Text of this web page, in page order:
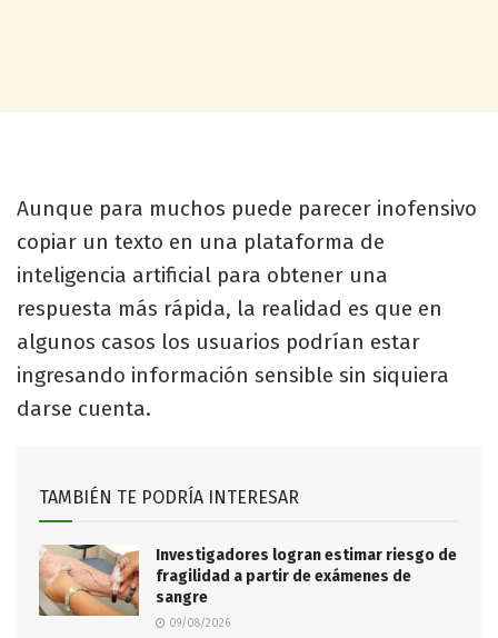
Aunque para muchos puede parecer inofensivo
copiar un texto en una plataforma de
inteligencia artificial para obtener una
respuesta más rápida, la realidad es que en
algunos casos los usuarios podrían estar
ingresando información sensible sin siquiera
darse cuenta.
TAMBIÉN TE PODRÍA INTERESAR
Investigadores logran estimar riesgo de
fragilidad a partir de exámenes de
sangre
09/08/2026